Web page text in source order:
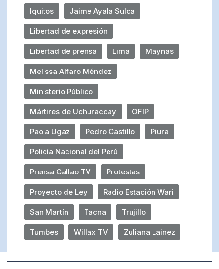
Iquitos Jaime Ayala Sulca
Libertad de expresión
Libertad de prensa Lima Maynas
Melissa Alfaro Méndez
Ministerio Público
Mártires de Uchuraccay OFIP
Paola Ugaz Pedro Castillo Piura
Policía Nacional del Perú
Prensa Callao TV Protestas
Proyecto de Ley Radio Estación Wari
San Martín Tacna Trujillo
Tumbes Willax TV Zuliana Lainez